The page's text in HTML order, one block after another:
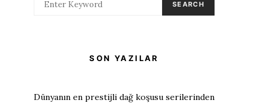
SEARCH
SON YAZILAR
Dünyanın en prestijli dağ koşusu serilerinden